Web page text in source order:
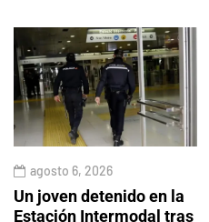
agosto 6, 2026
Un joven detenido en la
Estación Intermodal tras